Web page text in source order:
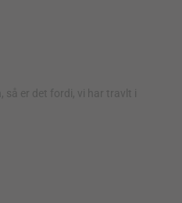
så er det fordi, vi har travlt i